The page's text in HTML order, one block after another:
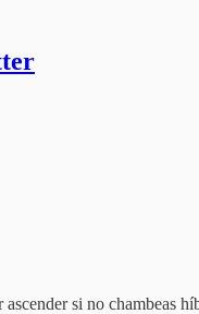
si no chambeas